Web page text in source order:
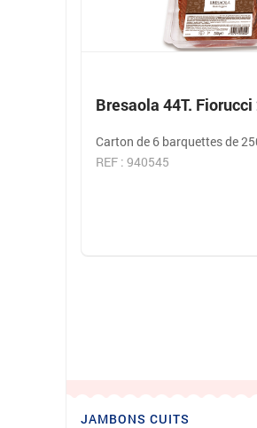
Bresaola 44T. Fiorucci
Carton de 6 barquettes de
REF : 940545
JAMBONS CUITS